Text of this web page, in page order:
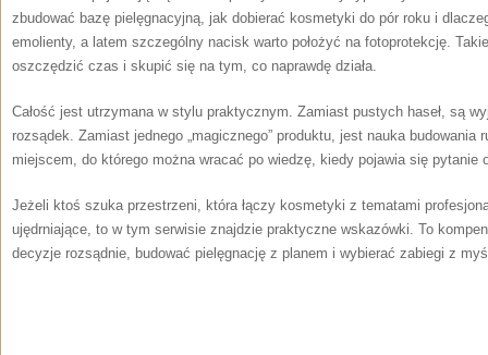
zbudować bazę pielęgnacyjną, jak dobierać kosmetyki do pór roku i
emolienty, a latem szczególny nacisk warto położyć na fotoprotekcję.
oszczędzić czas i skupić się na tym, co naprawdę działa.
Całość jest utrzymana w stylu praktycznym. Zamiast pustych haseł, są
rozsądek. Zamiast jednego „magicznego” produktu, jest nauka
miejscem, do którego można wracać po wiedzę, kiedy pojawia się pytanie
Jeżeli ktoś szuka przestrzeni, która łączy kosmetyki z tematami
ujędrniające, to w tym serwisie znajdzie praktyczne wskazówki. To
decyzje rozsądnie, budować pielęgnację z planem i wybierać zabiegi z